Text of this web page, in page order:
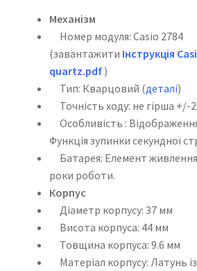
Механізм
Номер модуля: Casio 2784
(завантажити Інструкція
quartz.pdf )
Тип: Кварцовий (деталі)
Точність ходу: не гірша +/-
Особливість :
Функція зупинки секундної
Батарея: Елемент
роки роботи.
Корпус
Діаметр корпусу: 37 мм
Висота корпуса: 44 мм
Товщина корпуса: 9.6 мм
Матеріал корпусу: Латунь